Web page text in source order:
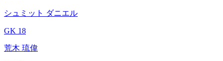
シュミット ダニエル
GK 18
荒木 琉偉